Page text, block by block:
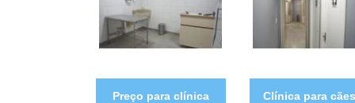
Preço para clínica
Clínica para